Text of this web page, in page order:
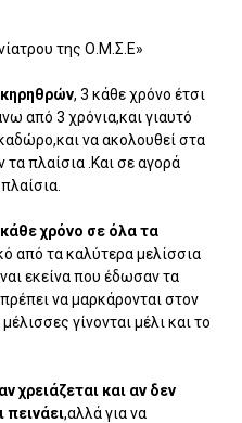
της Ο.Μ.Σ.Ε»
, 3 κάθε χρόνο έτσι
από 3 χρόνια,και γιαυτό
να ακολουθεί στα
τα πλαίσια .Και σε αγορά
χρόνο σε όλα τα
από τα καλύτερα μελίσσια
εκείνα που έδωσαν τα
να μαρκάρονται στον
γίνονται μέλι και το
χρειάζεται και αν δεν
πεινάει,αλλά για να